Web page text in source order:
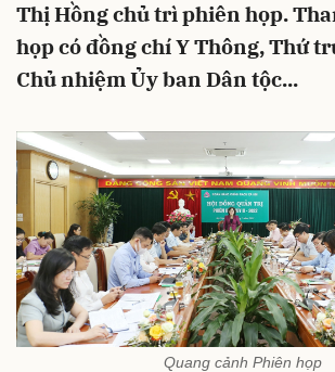
Thị Hồng chủ trì phiên họp.
họp có đồng chí Y Thông, Thứ
Chủ nhiệm Ủy ban Dân tộc...
Quang cảnh Phiên họp